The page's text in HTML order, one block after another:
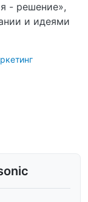
- решение»,
и идеями